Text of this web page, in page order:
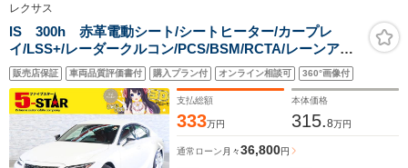
レクサス
IS 300h 赤革電動シート/シートヒーター/カープレ
イ/LSS+/レーダークルコン/PCS/BSM/RCTA/レーンアシ
スト/ETC2.0/3眼LEDオートハイビーム/純正ナビ/地デジ/
全周囲カメラ/純正18AW
販売店保証 車両品質評価書付 購入プラン付 オンライン相談可 360°画像付
支払総額
333万円
本体価格
315.8万円
通常ローン 月々36,800円